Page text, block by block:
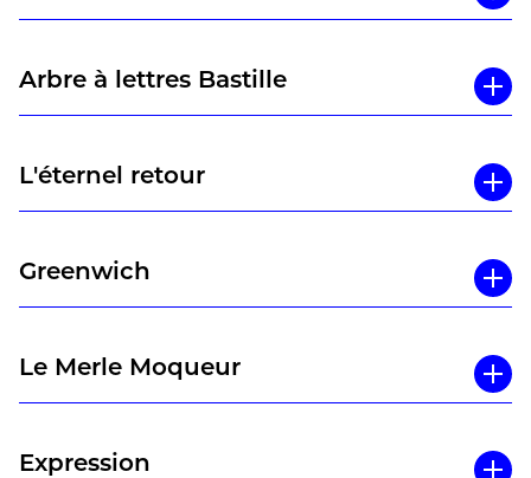
Arbre à lettres Bastille
L'éternel retour
Greenwich
Le Merle Moqueur
Expression